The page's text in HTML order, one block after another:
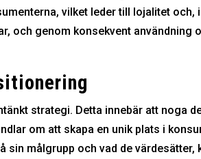
vilket leder till lojalitet
och genom konsekvent användning
strategi. Detta innebär att noga
om att skapa en unik plats i
sin målgrupp och vad de